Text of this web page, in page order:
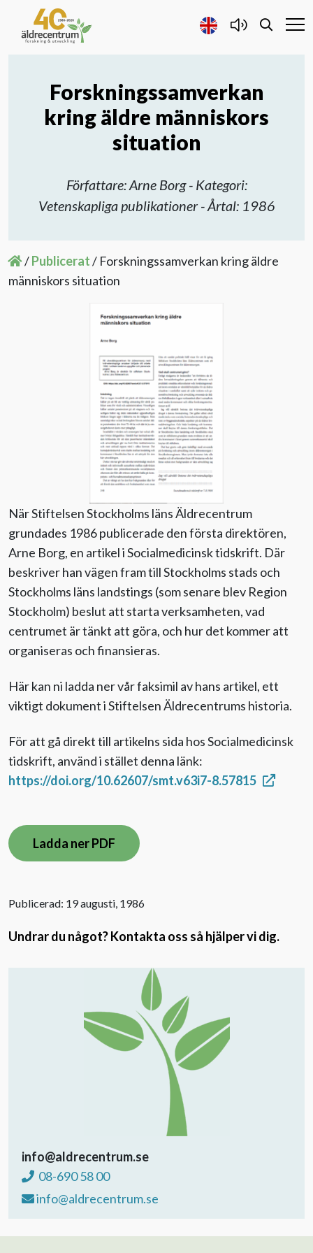
Forskning och Utveckling
Om oss
Till Äldre i centrum
Forskningssamverkan
kring äldre människors
situation
Författare: Arne Borg - Kategori:
Vetenskapliga publikationer - Årtal: 1986
/Publicerat/ Forskningssamverkan kring äldre
människors situation
När Stiftelsen Stockholms läns Äldrecentrum
grundades 1986 publicerade den första direktören,
Arne Borg, en artikel i Socialmedicinsk tidskrift. Där
beskriver han vägen fram till Stockholms stads och
Stockholms läns landstings (som senare blev Region
Stockholm) beslut att starta verksamheten, vad
centrumet är tänkt att göra, och hur det kommer att
organiseras och finansieras.
Här kan ni ladda ner vår faksimil av hans artikel, ett
viktigt dokument i Stiftelsen Äldrecentrums historia.
För att gå direkt till artikelns sida hos Socialmedicinsk
tidskrift, använd i stället denna länk:
https://doi.org/10.62607/smt.v63i7-8.57815
Ladda ner PDF
Publicerad: 19 augusti, 1986
Undrar du något? Kontakta oss så hjälper vi dig.
info@aldrecentrum.se
08-690 58 00
info@aldrecentrum.se